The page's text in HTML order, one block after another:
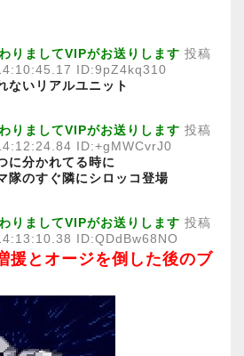
りましてVIPがお送りします 投稿
ID:9pZ4kq310
ないリアルユニット
りましてVIPがお送りします 投稿
ID:+gMWCvrJ0
に分かれてる時に
隊のすぐ隣にシロッコ登場
りましてVIPがお送りします 投稿
ID:QDdBw68NO
援とオージを倒した後のブ